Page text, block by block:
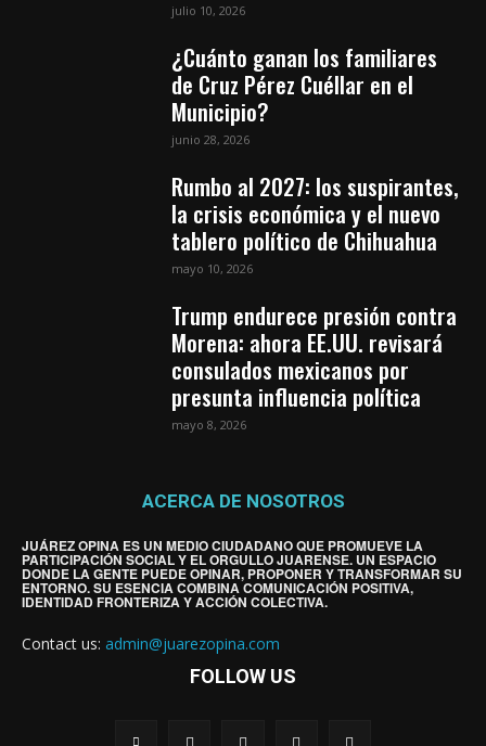
julio 10, 2026
¿Cuánto ganan los familiares
de Cruz Pérez Cuéllar en el
Municipio?
junio 28, 2026
Rumbo al 2027: los suspirantes,
la crisis económica y el nuevo
tablero político de Chihuahua
mayo 10, 2026
Trump endurece presión contra
Morena: ahora EE.UU. revisará
consulados mexicanos por
presunta influencia política
mayo 8, 2026
ACERCA DE NOSOTROS
JUÁREZ OPINA ES UN MEDIO CIUDADANO QUE PROMUEVE LA
PARTICIPACIÓN SOCIAL Y EL ORGULLO JUARENSE. UN ESPACIO
DONDE LA GENTE PUEDE OPINAR, PROPONER Y TRANSFORMAR SU
ENTORNO. SU ESENCIA COMBINA COMUNICACIÓN POSITIVA,
IDENTIDAD FRONTERIZA Y ACCIÓN COLECTIVA.
Contact us: admin@juarezopina.com
FOLLOW US